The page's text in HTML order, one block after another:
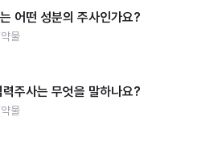
어떤 성분의 주사인가요?
물
력주사는 무엇을 말하나요?
물